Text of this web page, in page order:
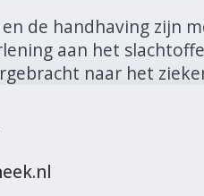
de handhaving zijn
aan het
naar het